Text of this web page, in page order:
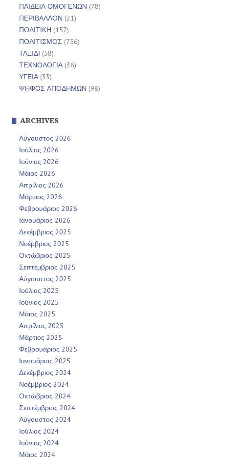
ΠΑΙΔΕΙΑ ΟΜΟΓΕΝΩΝ (78)
ΠΕΡΙΒΑΛΛΟΝ (21)
ΠΟΛΙΤΙΚΗ (157)
ΠΟΛΙΤΙΣΜΟΣ (756)
ΤΑΞΙΔΙ (58)
ΤΕΧΝΟΛΟΓΙΑ(36)
ΥΓΕΙΑ(33)
ΨΗΦΟΣ ΑΠΟΔΗΜΩΝ (98)
ARCHIVES
Αύγουστος 2026
Ιούλιος 2026
Ιούνιος 2026
Μάιος 2026
Απρίλιος 2026
Μάρτιος 2026
Φεβρουάριος 2026
Ιανουάριος 2026
Δεκέμβριος 2025
Νοέμβριος 2025
Οκτώβριος 2025
Σεπτέμβριος 2025
Αύγουστος 2025
Ιούλιος 2025
Ιούνιος 2025
Μάιος 2025
Απρίλιος 2025
Μάρτιος 2025
Φεβρουάριος 2025
Ιανουάριος 2025
Δεκέμβριος 2024
Νοέμβριος 2024
Οκτώβριος 2024
Σεπτέμβριος 2024
Αύγουστος 2024
Ιούλιος 2024
Ιούνιος 2024
Μάιος 2024